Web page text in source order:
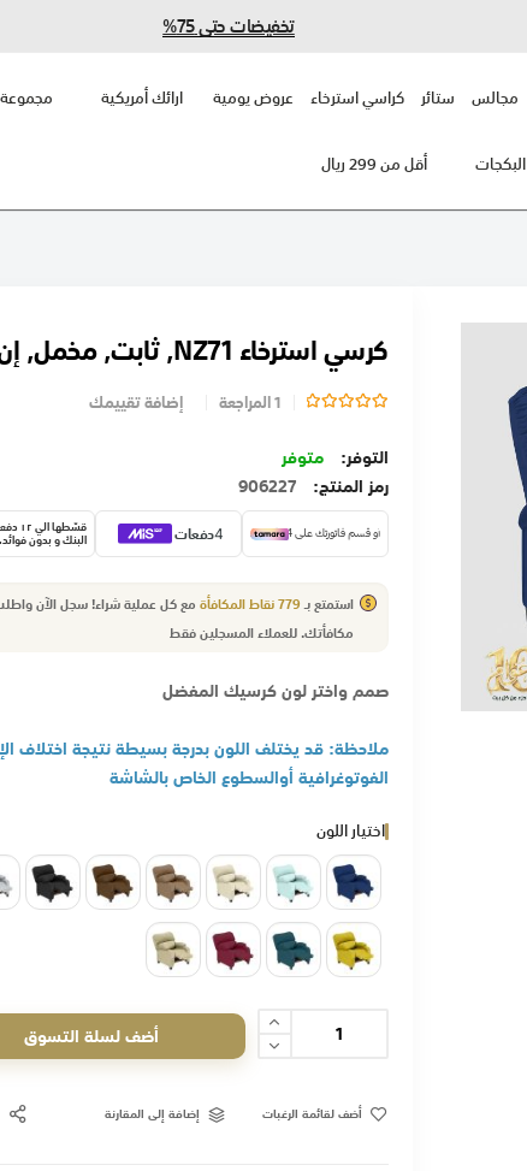
تخفيضات حتى 75%
مجالس ستائر كراسي استرخاء عروض يومية ارائك أمريكية
البكجات أقل من 299 ريال
كرسي استرخاء NZ71, ثابت, مخمل, إن هاوس
Rating:
1المراجعة إضافة تقييمك
متوفر
رمز المنتج
906227
قسّطها
البنك و بدون فوائد.
استمتع بـ779نقاط المكافأةمع كل عملية شراء! سجل الآن
مكافأتك.للعملاءالمسجلين فقط
صمم واختر لون كرسيك المفضل
ملاحظة: قد يختلف اللون بدرجة بسيطة نتيجة اختلاف
الفوتوغرافية أوالسطوع الخاص بالشاشة
اختيار اللون
أضف لسلة التسوق
أضف لقائمة الرغبات إضافة إلى المقارنة